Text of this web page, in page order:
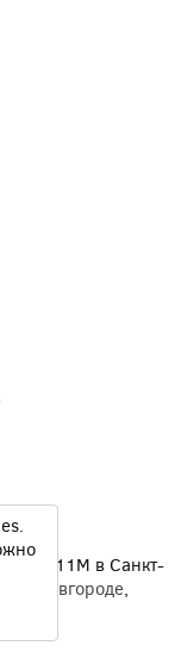
Э11М в Санкт-
Новгороде,